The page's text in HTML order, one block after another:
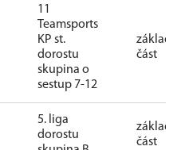
11
Teamsports
KP st.
dorostu
skupina o
sestup 7-12
základní
část
5. liga
dorostu
základní
část